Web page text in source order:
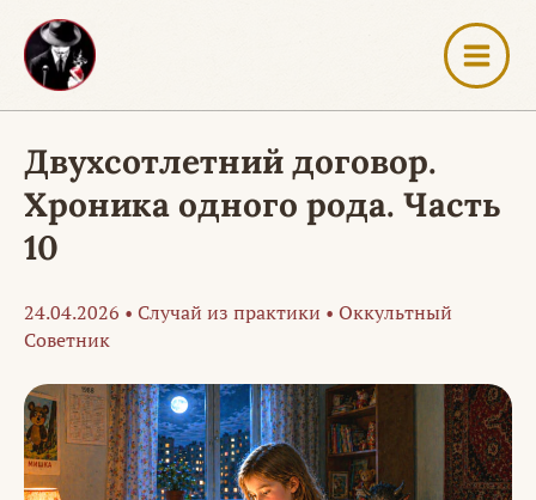
Перейти
содержимому
Двухсотлетний договор.
Хроника одного рода. Часть
10
24.04.2026 • Случай из практики • Оккультный
Советник